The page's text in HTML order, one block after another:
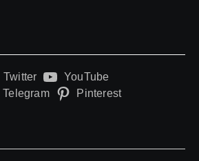
Twitter
YouTube
Telegram Pinterest